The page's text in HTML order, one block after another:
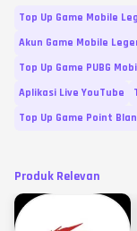
Top Up Game Mobile
Akun Game Mobile
Top Up Game PUBG
Aplikasi Live YouTube
Top Up Game Point
Produk Relevan